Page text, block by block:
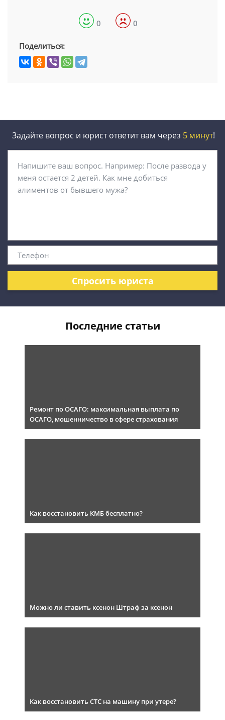
0 0
Поделиться:
Задайте вопрос и юрист ответит вам через 5 минут!
Спросить юриста
Последние статьи
Ремонт по ОСАГО: максимальная выплата по
ОСАГО, мошенничество в сфере страхования
Как восстановить КМБ бесплатно?
Можно ли ставить ксенон Штраф за ксенон
Как восстановить СТС на машину при утере?